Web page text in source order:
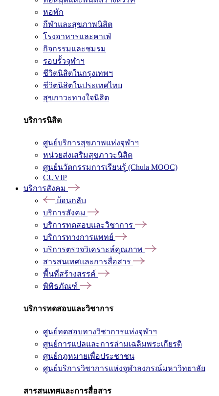
หอพัก
กีฬาและสุขภาพนิสิต
โรงอาหารและคาเฟ่
กิจกรรมและชมรม
รอบรั้วจุฬาฯ
ชีวิตนิสิตในกรุงเทพฯ
ชีวิตนิสิตในประเทศไทย
สุขภาวะทางใจนิสิต
บริการนิสิต
ศูนย์บริการสุขภาพแห่งจุฬาฯ
หน่วยส่งเสริมสุขภาวะนิสิต
ศูนย์นวัตกรรมการเรียนรู้ (Chula MOOC)
CUVIP
บริการสังคม
ย้อนกลับ
บริการสังคม
บริการทดสอบและวิชาการ
บริการทางการแพทย์
บริการตรวจวิเคราะห์คุณภาพ
สารสนเทศและการสื่อสาร
พื้นที่สร้างสรรค์
พิพิธภัณฑ์
บริการทดสอบและวิชาการ
ศูนย์ทดสอบทางวิชาการแห่งจุฬาฯ
ศูนย์การแปลและการล่ามเฉลิมพระเกียรติ
ศูนย์กฎหมายเพื่อประชาชน
ศูนย์บริการวิชาการแห่งจุฬาลงกรณ์มหาวิทยาลัย
สารสนเทศและการสื่อสาร